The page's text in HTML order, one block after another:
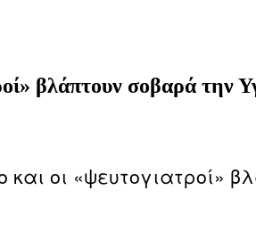
βλάπτουν σοβαρά την
και οι «ψευτογιατροί»